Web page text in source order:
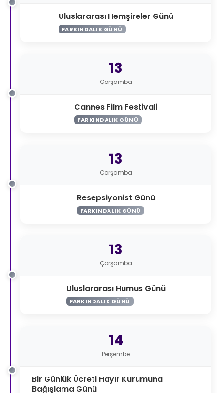
Uluslararası Hemşireler Günü
FARKINDALIK GÜNÜ
13
Çarşamba
Cannes Film Festivali
FARKINDALIK GÜNÜ
13
Çarşamba
Resepsiyonist Günü
FARKINDALIK GÜNÜ
13
Çarşamba
Uluslararası Humus Günü
FARKINDALIK GÜNÜ
14
Perşembe
Bir Günlük Ücreti Hayır Kurumuna
Bağışlama Günü